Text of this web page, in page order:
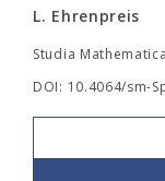
L. Ehrenpreis
Studia
DOI: 10.4064/sm-